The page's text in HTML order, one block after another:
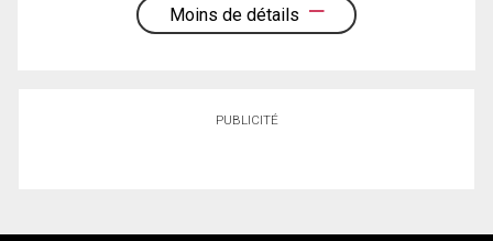
Moins de détails
PUBLICITÉ